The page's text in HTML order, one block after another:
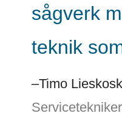
sågverk
teknik
Timo
Servicetekniker